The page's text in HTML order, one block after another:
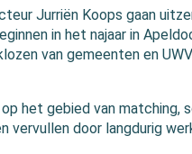
Jurriën Koops gaan
in het najaar in
van gemeenten en
het gebied van matching,
vervullen door langdurig